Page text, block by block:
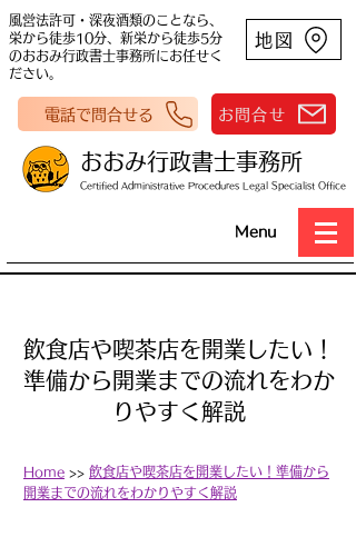
風営法許可・深夜酒類のことなら、
栄から徒歩10分、新栄から徒歩5分
のおおみ行政書士事務所にお任せく
ださい。
地図
電話で問合せる お問合せ
おおみ行政書士事務所
Certified Administrative Procedures Legal Specialist Office
Menu
飲食店や喫茶店を開業したい！
準備から開業までの流れをわか
りやすく解説
Home >> 飲食店や喫茶店を開業したい！準備から
開業までの流れをわかりやすく解説